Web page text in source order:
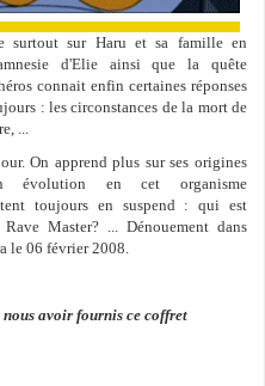
surtout sur Haru et sa famille en
d'Elie ainsi que la quête
connait enfin certaines réponses
: les circonstances de la mort de
...
On apprend plus sur ses origines
en cet organisme
toujours en suspend : qui est
Master? ... Dénouement dans
le 06 février 2008.
avoir fournis ce coffret